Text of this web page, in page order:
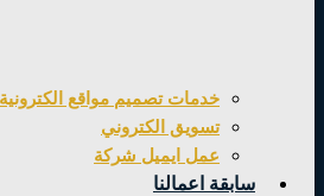
خدمات تصميم مواقع الكترونية
تسويق الكتروني
عمل ايميل شركة
سابقة اعمالنا